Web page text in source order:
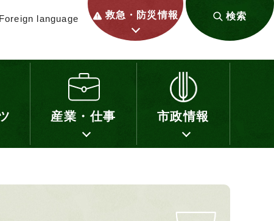
Foreign language 救急・防災情報 検索
産業・仕事 市政情報